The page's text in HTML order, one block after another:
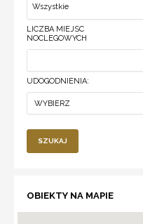
Wszystkie
LICZBA MIEJSC
NOCLEGOWYCH
UDOGODNIENIA:
WYBIERZ
SZUKAJ
OBIEKTY NA MAPIE